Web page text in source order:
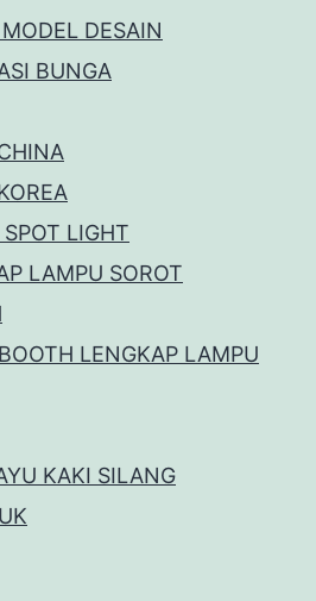
DESAIN
BUNGA
LIGHT
LAMPU SOROT
LENGKAP LAMPU
KAKI SILANG